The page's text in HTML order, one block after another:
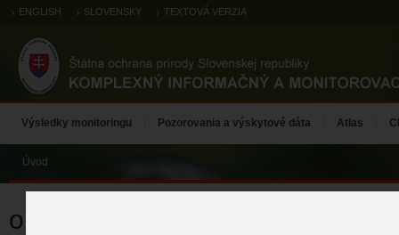
ENGLISH SLOVENSKY TEXTOVÁ VERZIA
Výsledky monitoringu Pozorovania a výskytové dáta Atlas
Úvod
ohniváčik veľký